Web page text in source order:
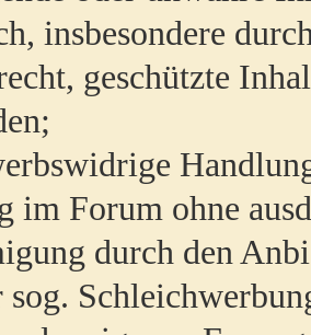
insbesondere
geschützte
im Forum ohne
durch den
sog.